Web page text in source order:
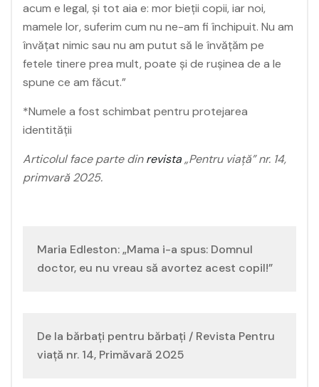
acum e legal, și tot aia e: mor bieții copii, iar noi,
mamele lor, suferim cum nu ne-am fi închipuit. Nu am
învățat nimic sau nu am putut să le învățăm pe
fetele tinere prea mult, poate și de rușinea de a le
spune ce am făcut.”
*Numele a fost schimbat pentru protejarea
identității
Articolul face parte dinrevista„Pentru viață” nr. 14,
primvară 2025.
Navigare
în
Maria Edleston: „Mama i-a spus: Domnul
doctor, eu nu vreau să avortez acest copil!”
De la bărbați pentru bărbați / Revista Pentru
viață nr. 14, Primăvară 2025